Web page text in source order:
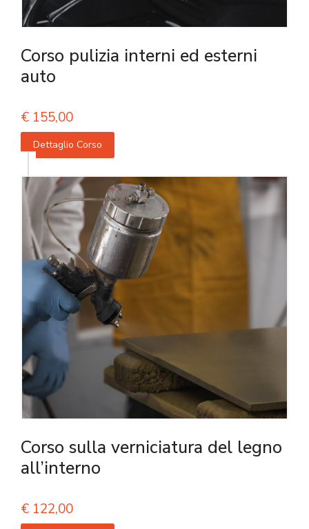
Corso pulizia interni ed esterni
auto
€ 155,00
Dettaglio Corso
Corso sulla verniciatura del legno
all’interno
€ 122,00